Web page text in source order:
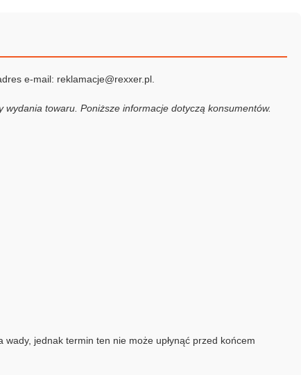
e-mail: reklamacje@rexxer.pl
towaru. Poniższe informacje dotyczą konsumentów.
jednak termin ten nie może upłynąć przed końcem